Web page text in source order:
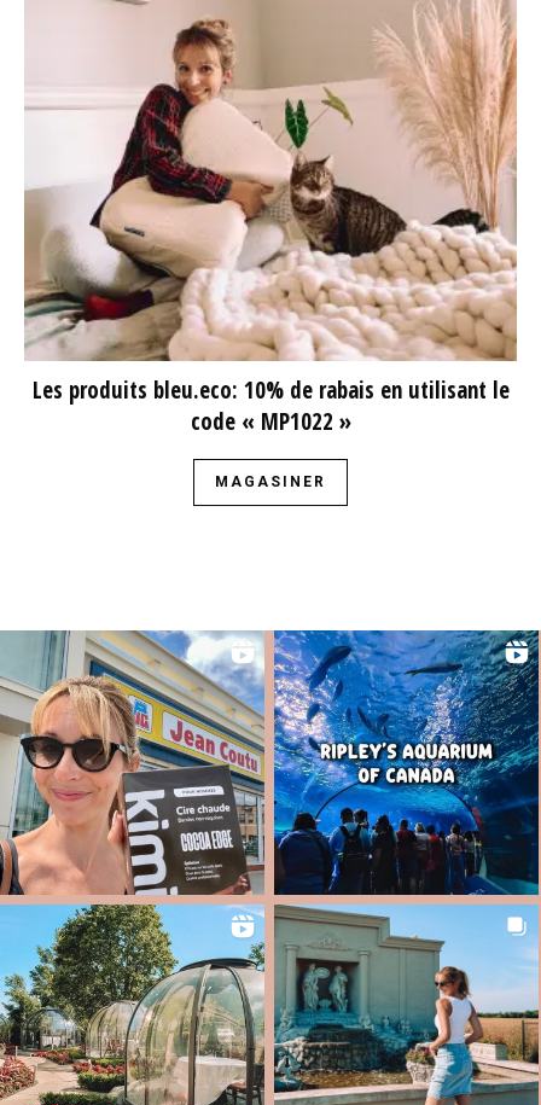
Les produits bleu.eco: 10% de rabais en utilisant le
code « MP1022 »
MAGASINER